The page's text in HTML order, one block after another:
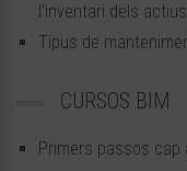
l’inventari dels actius
Tipus de
CURSOS BIM
Primers passos cap